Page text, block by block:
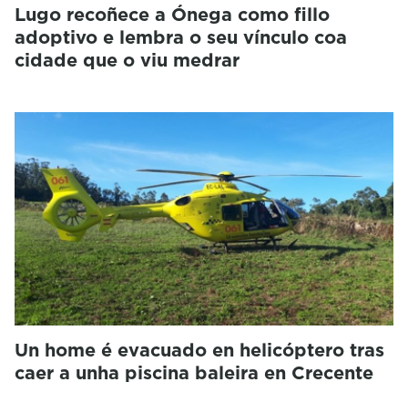
Lugo recoñece a Ónega como fillo
adoptivo e lembra o seu vínculo coa
cidade que o viu medrar
Un home é evacuado en helicóptero tras
caer a unha piscina baleira en Crecente